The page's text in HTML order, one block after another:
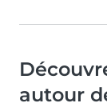
autour